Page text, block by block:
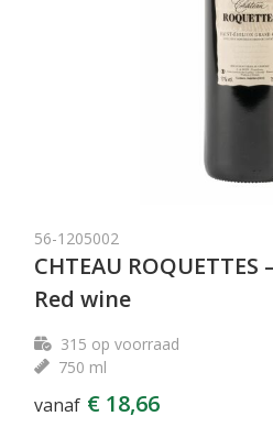
56-1205002
CHTEAU ROQUETTES
Red wine
315 op voorraad
750 ml
vanaf € 18,66